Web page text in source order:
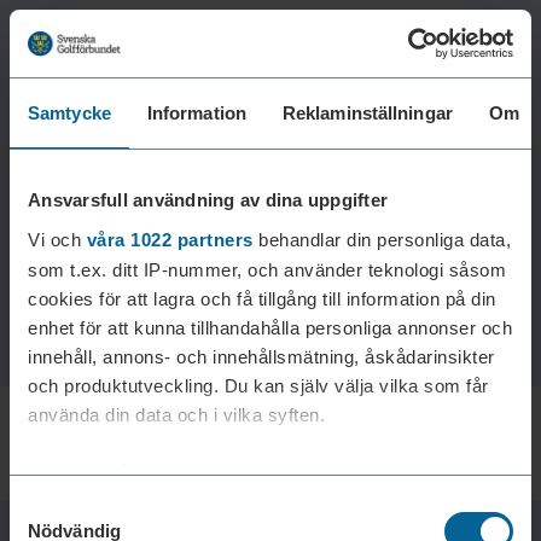
Samtycke Information Reklaminställningar Om
Ansvarsfull användning av dina uppgifter
Vi och våra 1022 partners behandlar din personliga data,
som t.ex. ditt IP-nummer, och använder teknologi såsom
cookies för att lagra och få tillgång till information på din
enhet för att kunna tillhandahålla personliga annonser och
innehåll, annons- och innehållsmätning, åskådarinsikter
och produktutveckling. Du kan själv välja vilka som får
använda din data och i vilka syften.
Med din tillåtelse skulle vi även vilja:
kan ha en noggrannhet på upp till flera meter
Nödvändig
Laddar reklam...